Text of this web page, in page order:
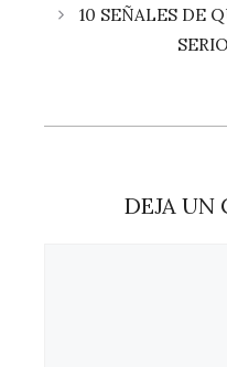
10 SEÑALES DE
DEJA UN